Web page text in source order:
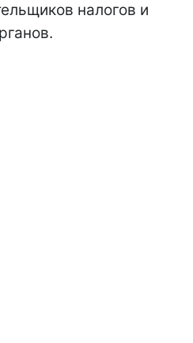
налогов и